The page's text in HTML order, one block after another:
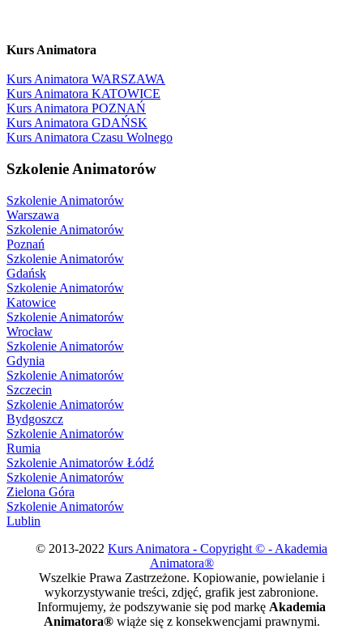
Kurs Animatora
Kurs Animatora WARSZAWA
Kurs Animatora KATOWICE
Kurs Animatora POZNAŃ
Kurs Animatora GDAŃSK
Kurs Animatora Czasu Wolnego
Szkolenie Animatorów
Szkolenie Animatorów
Warszawa
Szkolenie Animatorów
Poznań
Szkolenie Animatorów
Gdańsk
Szkolenie Animatorów
Katowice
Szkolenie Animatorów
Wrocław
Szkolenie Animatorów
Gdynia
Szkolenie Animatorów
Szczecin
Szkolenie Animatorów
Bydgoszcz
Szkolenie Animatorów
Rumia
Szkolenie Animatorów Łódź
Szkolenie Animatorów
Zielona Góra
Szkolenie Animatorów
Lublin
© 2013-2022 Kurs Animatora - Copyright © - Akademia
Animatora®
Wszelkie Prawa Zastrzeżone. Kopiowanie, powielanie i
wykorzystywanie treści, zdjęć, grafik jest zabronione.
Informujemy, że podszywanie się pod markę Akademia
Animatora®wiąże się z konsekwencjami prawnymi.